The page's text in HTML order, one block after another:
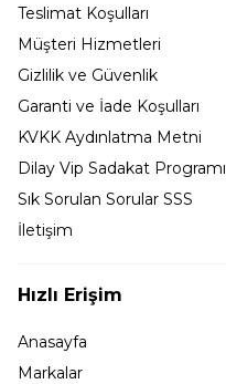
Teslimat Koşulları
Müşteri Hizmetleri
Gizlilik ve Güvenlik
Garanti ve İade Koşulları
KVKK Aydınlatma Metni
Dilay Vip Sadakat Programı
Sık Sorulan Sorular SSS
İletişim
Hızlı Erişim
Anasayfa
Markalar